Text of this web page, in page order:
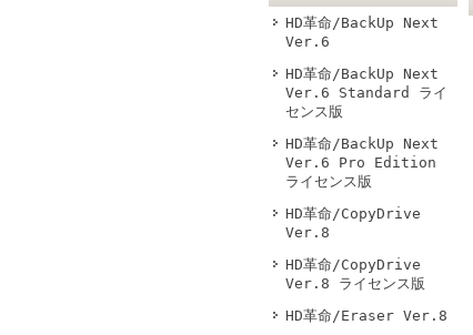
HD革命/BackUp Next
Ver.6
HD革命/BackUp Next
Ver.6 Standard ライ
センス版
HD革命/BackUp Next
Ver.6 Pro Edition
ライセンス版
HD革命/CopyDrive
Ver.8
HD革命/CopyDrive
Ver.8 ライセンス版
HD革命/Eraser Ver.8